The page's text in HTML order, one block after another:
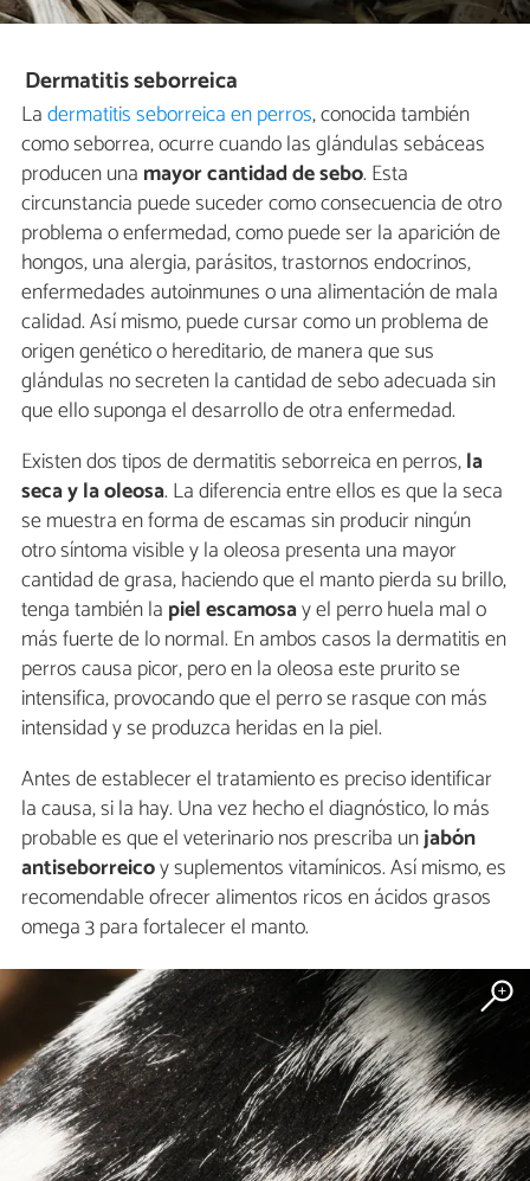
Dermatitis seborreica
Ladermatitis seborreica en perros, conocida también
como seborrea, ocurre cuando las glándulas sebáceas
producen una mayor cantidad de sebo. Esta
circunstancia puede suceder como consecuencia de otro
problema o enfermedad, como puede ser la aparición de
hongos, una alergia, parásitos, trastornos endocrinos,
enfermedades autoinmunes o una alimentación de mala
calidad. Así mismo, puede cursar como un problema de
origen genético o hereditario, de manera que sus
glándulas no secreten la cantidad de sebo adecuada sin
que ello suponga el desarrollo de otra enfermedad.
Existen dos tipos de dermatitis seborreica en perros,la
seca y la oleosa. La diferencia entre ellos es que la seca
se muestra en forma de escamas sin producir ningún
otro síntoma visible y la oleosa presenta una mayor
cantidad de grasa, haciendo que el manto pierda su brillo,
tenga también la piel escamosay el perro huela mal o
más fuerte de lo normal. En ambos casos la dermatitis en
perros causa picor, pero en la oleosa este prurito se
intensifica, provocando que el perro se rasque con más
intensidad y se produzca heridas en la piel.
Antes de establecer el tratamiento es preciso identificar
la causa, si la hay. Una vez hecho el diagnóstico, lo más
probable es que el veterinario nos prescriba unjabón
antiseborreicoy suplementos vitamínicos. Así mismo, es
recomendable ofrecer alimentos ricos en ácidos grasos
omega 3 para fortalecer el manto.